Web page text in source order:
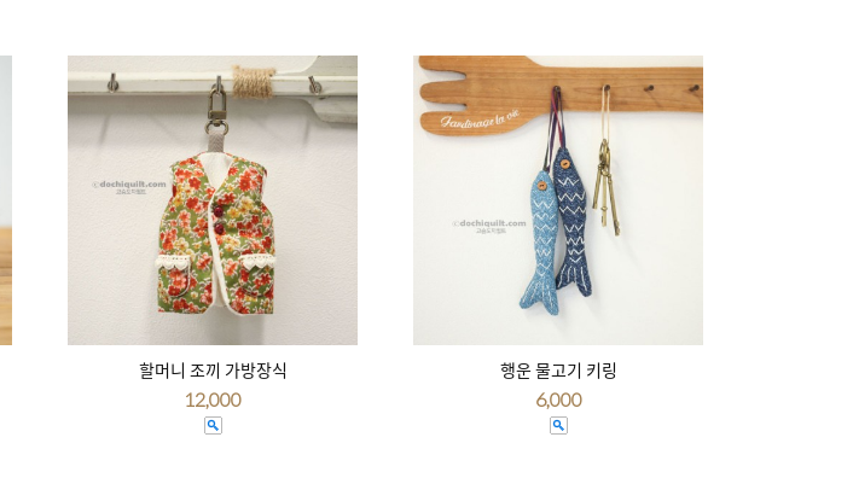
할머니 조끼 가방장식
12,000
행운 물고기 키링
6,000